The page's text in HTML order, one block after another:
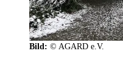
Bild: © AGARD e.V.